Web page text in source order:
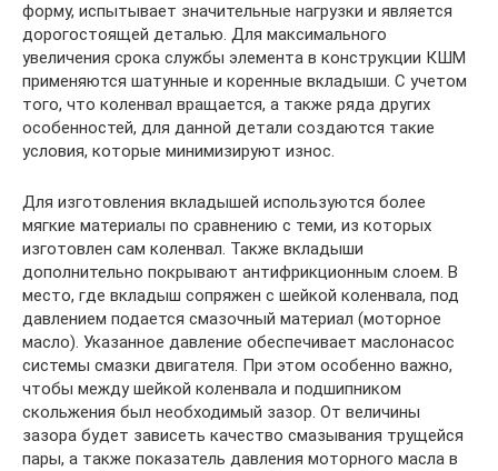
форму, испытывает значительные нагрузки и является
дорогостоящей деталью. Для максимального
увеличения срока службы элемента в конструкции КШМ
применяются шатунные и коренные вкладыши. С учетом
того, что коленвал вращается, а также ряда других
особенностей, для данной детали создаются такие
условия, которые минимизируют износ.
Для изготовления вкладышей используются более
мягкие материалы по сравнению с теми, из которых
изготовлен сам коленвал. Также вкладыши
дополнительно покрывают антифрикционным слоем. В
место, где вкладыш сопряжен с шейкой коленвала, под
давлением подается смазочный материал (моторное
масло). Указанное давление обеспечивает маслонасос
системы смазки двигателя. При этом особенно важно,
чтобы между шейкой коленвала и подшипником
скольжения был необходимый зазор. От величины
зазора будет зависеть качество смазывания трущейся
пары, а также показатель давления моторного масла в